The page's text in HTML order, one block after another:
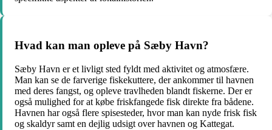
Hvad kan man opleve på Sæby Havn?
Sæby Havn er et livligt sted fyldt med aktivitet og atmosfære.
Man kan se de farverige fiskekuttere, der ankommer til havnen
med deres fangst, og opleve travlheden blandt fiskerne. Der er
også mulighed for at købe friskfangede fisk direkte fra bådene.
Havnen har også flere spisesteder, hvor man kan nyde frisk fisk
og skaldyr samt en dejlig udsigt over havnen og Kattegat.